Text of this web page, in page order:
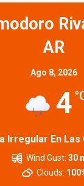
AR
Ago 8, 2026
4
Irregular En Las
Wind Gust: 30
Clouds: